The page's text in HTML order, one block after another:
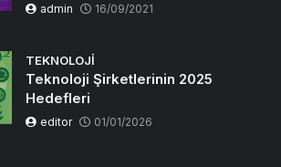
admin 16/09/2021
TEKNOLOJI
Teknoloji Şirketlerinin 2025
Hedefleri
editor 01/01/2026